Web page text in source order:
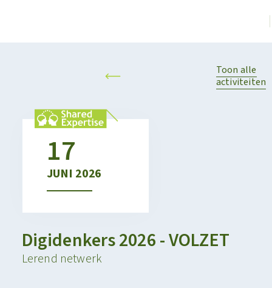
Toon alle
activiteiten
17
JUNI 2026
Digidenkers 2026 - VOLZET
Lerend netwerk